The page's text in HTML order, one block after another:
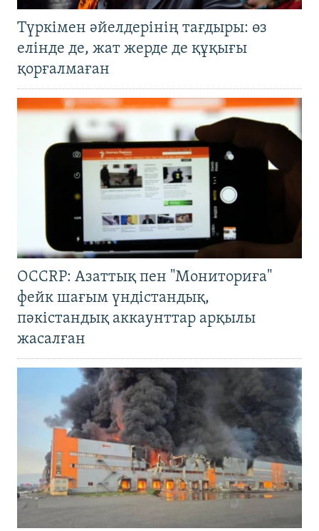
Түркімен әйелдерінің тағдыры: өз
елінде де, жат жерде де құқығы
қорғалмаған
OCCRP: Азаттық пен "Мониториға"
фейк шағым үндістандық,
пәкістандық аккаунттар арқылы
жасалған